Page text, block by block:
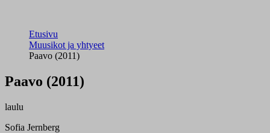
Etusivu
Muusikot ja yhtyeet
Paavo (2011)
Paavo (2011)
laulu
Sofia Jernberg